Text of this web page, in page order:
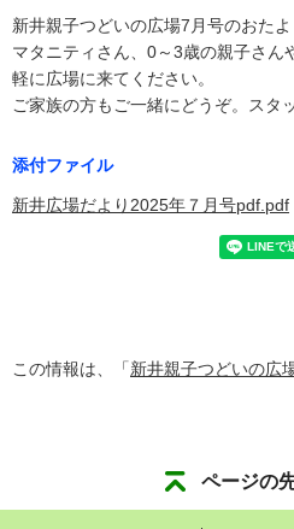
新井親子つどいの広場7月号のおたよ
マタニティさん、0～3歳の親子さん
軽に広場に来てください。
ご家族の方もご一緒にどうぞ。スタ
添付ファイル
新井広場だより2025年７月号pdf.pdf
この情報は、「新井親子つどいの広
ページの